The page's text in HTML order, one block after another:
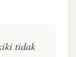
tidak